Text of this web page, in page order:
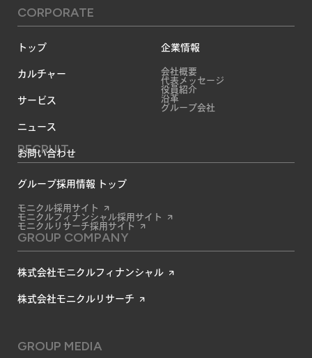
CORPORATE
トップ
カルチャー
サービス
ニュース
お問い合わせ
企業情報
会社概要
代表メッセージ
役員紹介
沿革
グループ会社
RECRUIT
グループ採用情報 トップ
モニクル採用サイト
モニクルフィナンシャル採用サイト
モニクルリサーチ採用サイト
GROUP COMPANY
株式会社モニクルフィナンシャル
株式会社モニクルリサーチ
GROUP MEDIA